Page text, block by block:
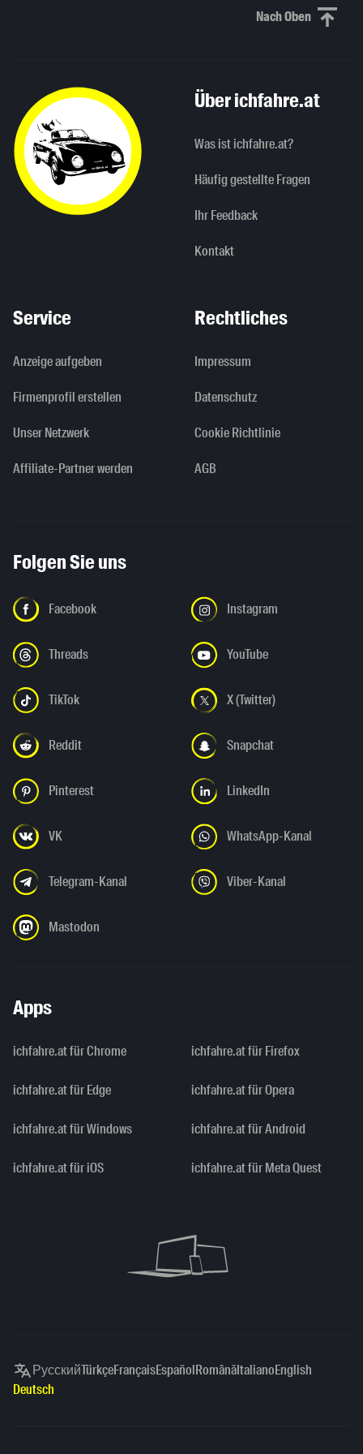
Nach ObenNach oben
Über ichfahre.at
Was ist ichfahre.at?
Häufig gestellte Fragen
Ihr Feedback
Kontakt
Service
Anzeige aufgeben
Firmenprofil erstellen
Unser Netzwerk
Affiliate-Partner werden
Rechtliches
Impressum
Datenschutz
Cookie Richtlinie
AGB
Folgen Sie uns
Facebook Instagram
Threads YouTube
TikTok X (Twitter)
Reddit Snapchat
Pinterest LinkedIn
VK WhatsApp-Kanal
Telegram-Kanal Viber-Kanal
Mastodon
Apps
ichfahre.at für Chrome ichfahre.at für Firefox
ichfahre.at für Edge ichfahre.at für Opera
ichfahre.at für Windows ichfahre.at für Android
ichfahre.at für iOS ichfahre.at für Meta Quest
РусскийTürkçeFrançaisEspañolRomânăItalianoEnglish
Deutsch